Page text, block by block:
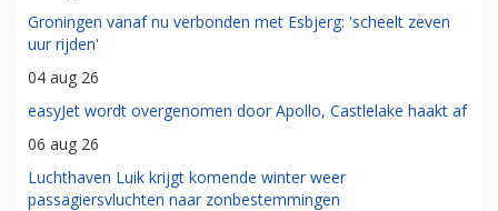
Groningen vanaf nu verbonden met Esbjerg: 'scheelt zeven
uur rijden'
04 aug 26
easyJet wordt overgenomen door Apollo, Castlelake haakt af
06 aug 26
Luchthaven Luik krijgt komende winter weer
passagiersvluchten naar zonbestemmingen